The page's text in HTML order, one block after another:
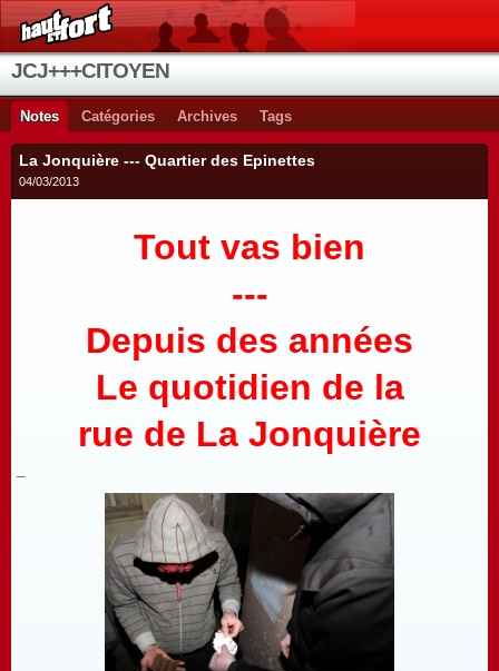
JCJ+++CITOYEN
Notes Catégories Archives Tags
La Jonquière --- Quartier des Epinettes
04/03/2013
Tout vas bien
---
Depuis des années
Le quotidien de la
rue de La Jonquière